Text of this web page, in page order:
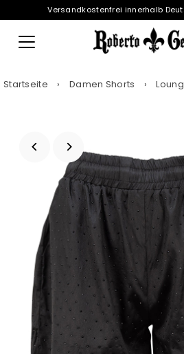
Versandkostenfrei innerhalb
Startseite › Damen Shorts ›